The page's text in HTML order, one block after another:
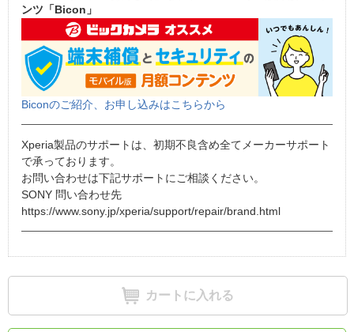
ンツ「Bicon」
Biconのご紹介、お申し込みはこちらから
Xperia製品のサポートは、初期不良含め全てメーカーサポート
で承っております。
お問い合わせは下記サポートにご相談ください。
SONY 問い合わせ先
https://www.sony.jp/xperia/support/repair/brand.html
カートに入れる